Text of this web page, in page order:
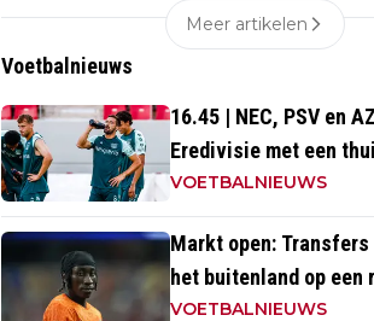
Meer artikelen
Voetbalnieuws
16.45 | NEC, PSV en
Eredivisie met een
VOETBALNIEUWS
Markt open:
het buitenland op een
VOETBALNIEUWS